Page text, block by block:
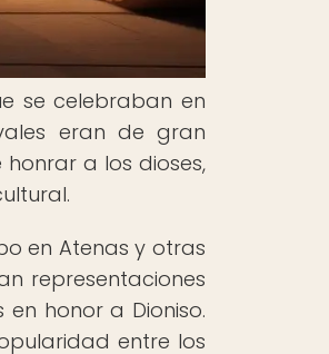
se celebraban en
eran de gran
a los dioses,
en Atenas y otras
representaciones
honor a Dioniso.
entre los